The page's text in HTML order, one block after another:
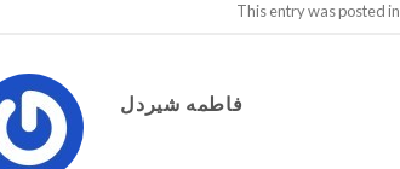
This entry was posted in
فاطمه شیردل